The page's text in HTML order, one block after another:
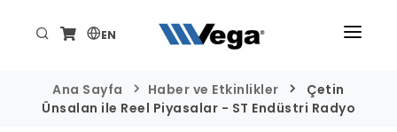
EN
ÜRÜNLER
Ana Sayfa Haber ve Etkinlikler
Çetin
Ünsalan ile Reel Piyasalar - ST Endüstri Radyo